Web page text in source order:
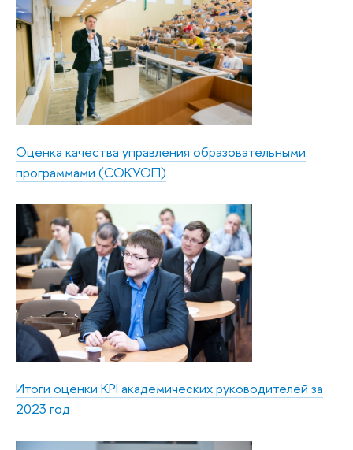
Оценка качества управления образовательными
программами (СОКУОП)
Итоги оценки KPI академических руководителей за
2023 год